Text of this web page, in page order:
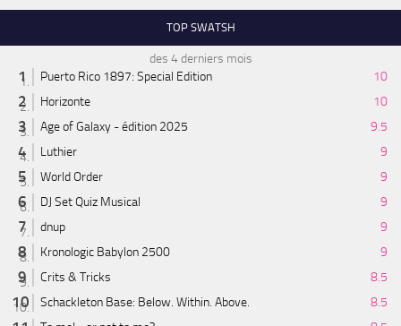
TOP SWATSH
des 4 derniers mois
Puerto Rico 1897: Special Edition
10
Horizonte
10
Age of Galaxy - édition 2025
9.5
Luthier
9
World Order
9
DJ Set Quiz Musical
9
dnup
9
Kronologic Babylon 2500
9
Crits & Tricks
8.5
Schackleton Base: Below. Within. Above.
8.5